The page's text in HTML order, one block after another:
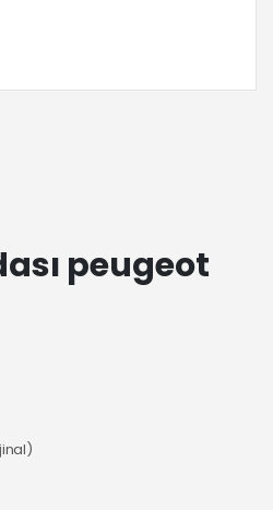
peugeot